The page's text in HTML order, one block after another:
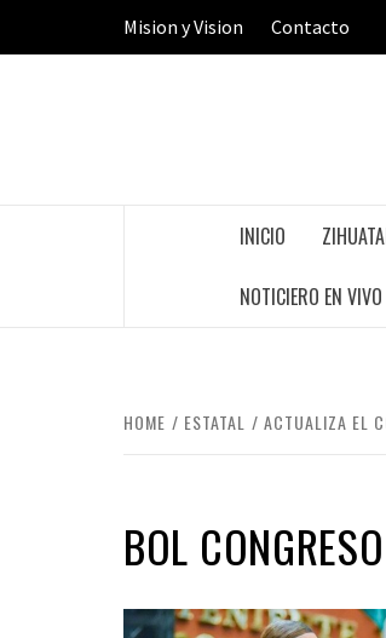
Mision y Vision Contacto
INICIO
NOTICIERO EN VIVO
HOME ESTATAL ACTUALIZA EL
BOL